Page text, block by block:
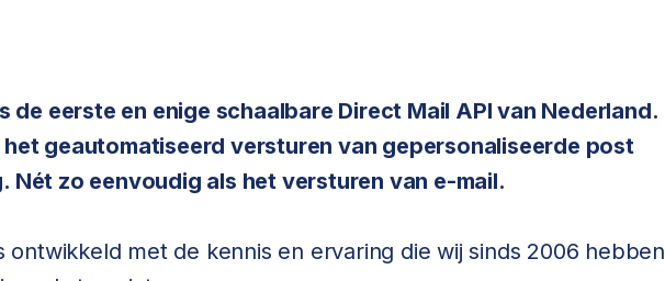
de eerste en enige schaalbare Direct Mail API van Nederland.
het geautomatiseerd versturen van gepersonaliseerde post
Nét zo eenvoudig als het versturen van e-mail.
ontwikkeld met de kennis en ervaring die wij sinds 2006 hebben